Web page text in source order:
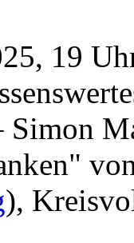
19
Simon
),